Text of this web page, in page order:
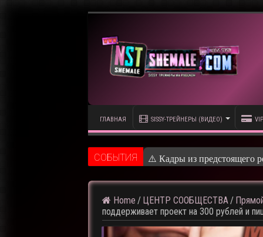
ГЛАВНАЯ SISSY-ТРЕЙНЕРЫ (ВИДЕО)
CОБЫТИЯ ⚠️ Кадры из предстоящего
Home / ЦЕНТР СООБЩЕСТВА /
поддерживает проект на 300 рублей и